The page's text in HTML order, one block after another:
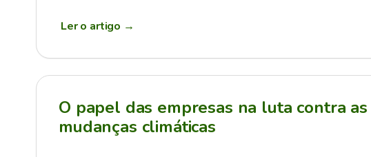
Ler o artigo →
O papel das empresas na luta contra as
mudanças climáticas